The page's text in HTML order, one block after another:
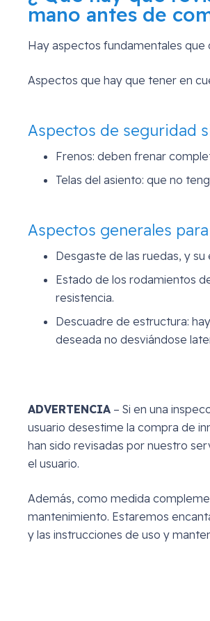
mano antes de
Hay aspectos fundamentales
Aspectos que hay que tener en
Aspectos de seguridad
Frenos: deben frenar
Telas del asiento: que no
Aspectos generales
Desgaste de las ruedas, y su
Estado de los rodamientos
resistencia.
Descuadre de estructura:
deseada no desviándose
ADVERTENCIA – Si en una
usuario desestime la compra de
han sido revisadas por nuestro
el usuario.
Además, como medida
mantenimiento. Estaremos
y las instrucciones de uso y